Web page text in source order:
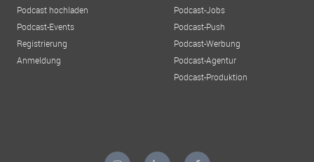
Podcast hochladen
Podcast-Events
Registrierung
Anmeldung
Podcast-Jobs
Podcast-Push
Podcast-Werbung
Podcast-Agentur
Podcast-Produktion